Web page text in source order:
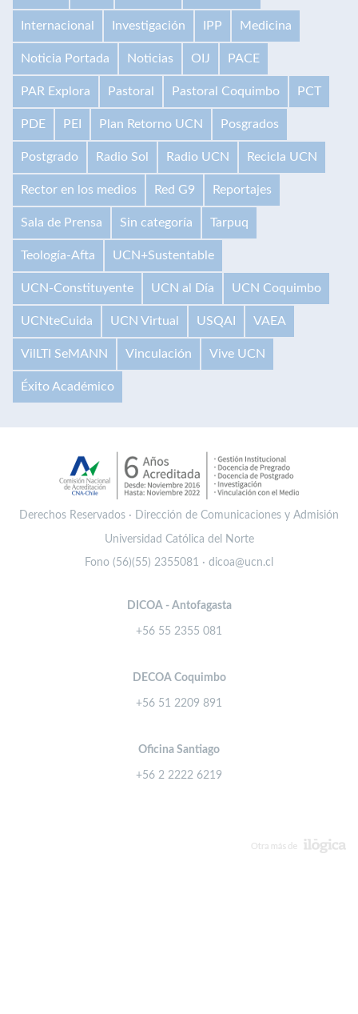
Internacional Investigación IPP Medicina
Noticia Portada Noticias OIJ PACE
PAR Explora Pastoral Pastoral Coquimbo PCT
PDE PEI Plan Retorno UCN Posgrados
Postgrado Radio Sol Radio UCN Recicla UCN
Rector en los medios Red G9 Reportajes
Sala de Prensa Sin categoría Tarpuq
Teología-Afta UCN+Sustentable
UCN-Constituyente UCN al Día UCN Coquimbo
UCNteCuida UCN Virtual USQAI VAEA
VilLTI SeMANN Vinculación Vive UCN
Éxito Académico
Derechos Reservados · Dirección de Comunicaciones y Admisión
Universidad Católica del Norte
Fono (56)(55) 2355081 · dicoa@ucn.cl
DICOA - Antofagasta
+56 55 2355 081
DECOA Coquimbo
+56 51 2209 891
Oficina Santiago
+56 2 2222 6219